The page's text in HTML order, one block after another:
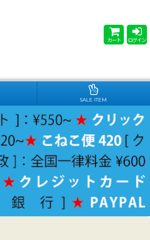
カート ログイン
SALE ITEM